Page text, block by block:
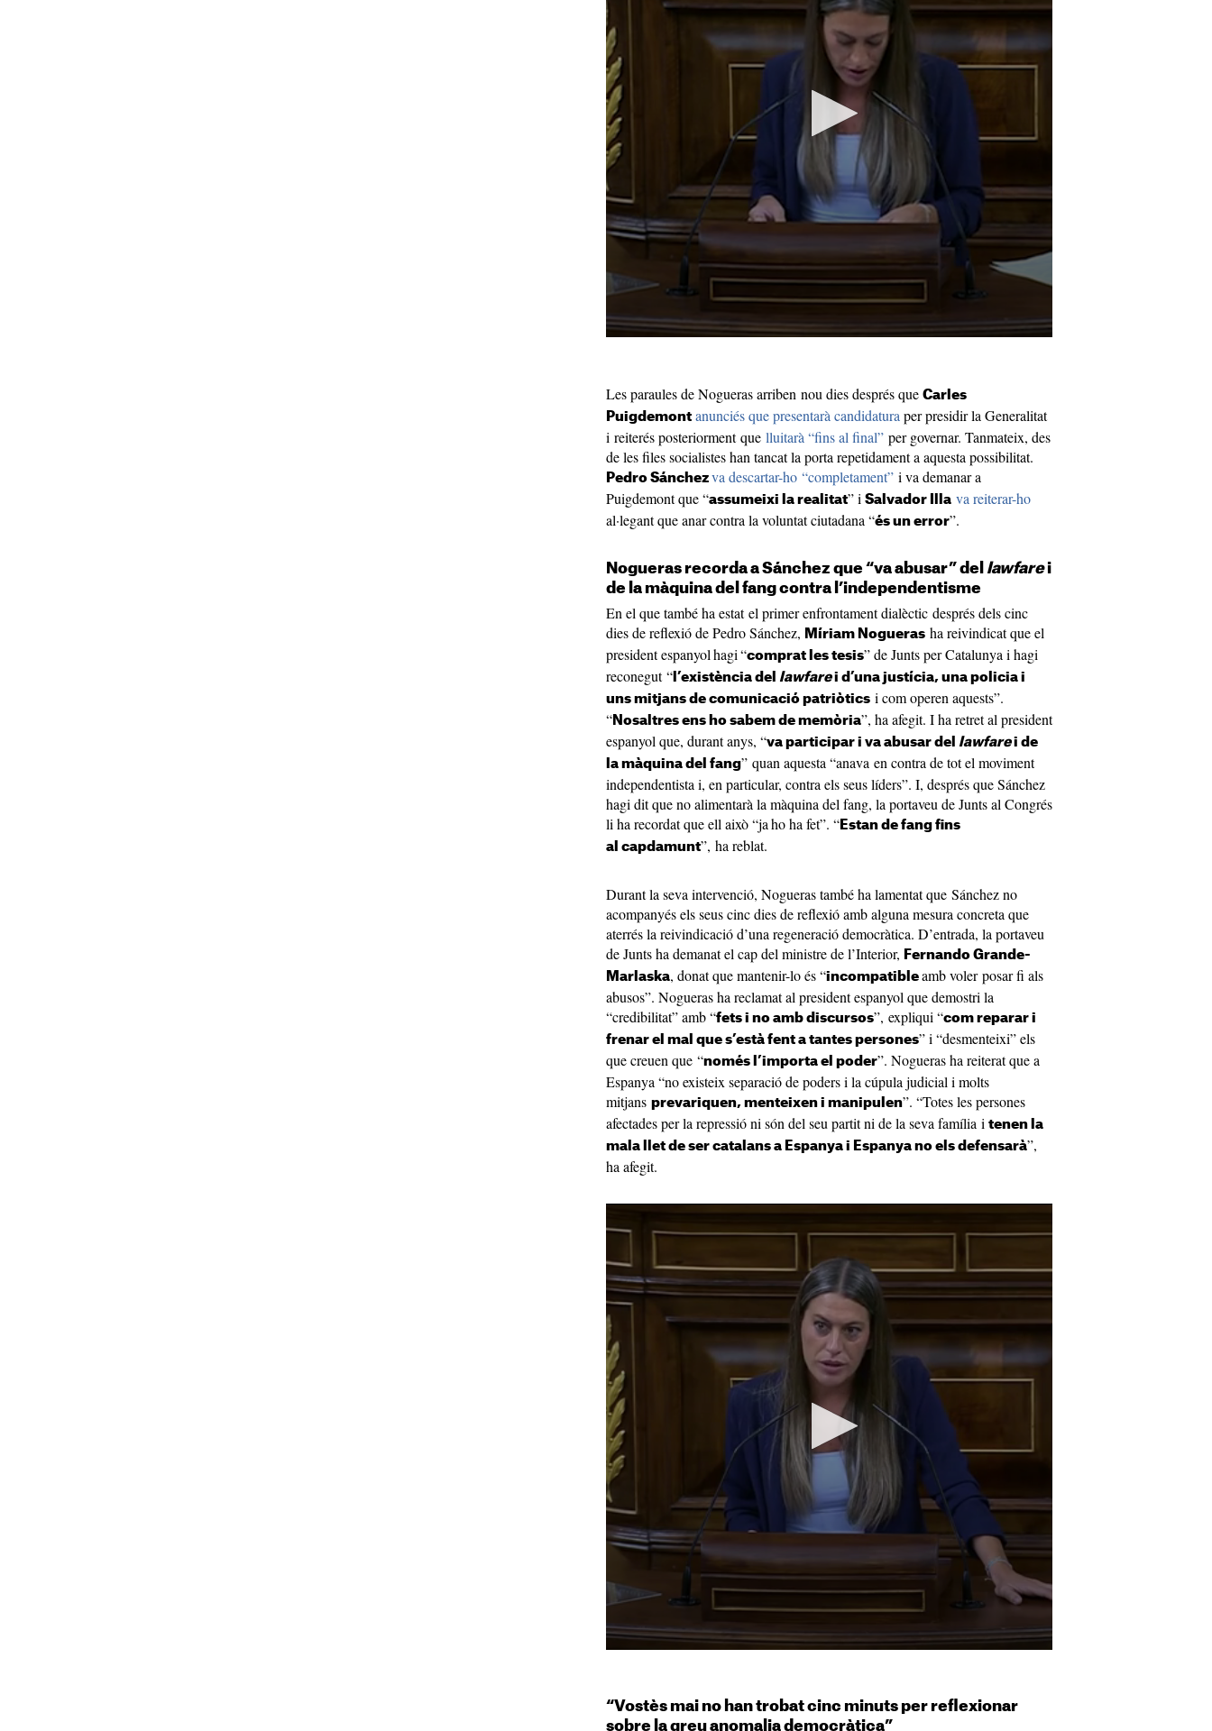
Les paraules de Nogueras arriben nou dies després que Carles
Puigdemont anunciés que presentarà candidatura per presidir la Generalitat
i reiterés posteriorment que lluitarà “fins al final” per governar. Tanmateix, des
de les files socialistes han tancat la porta repetidament a aquesta possibilitat.
Pedro Sánchez va descartar-ho “completament” i va demanar a
Puigdemont que “assumeixi la realitat” i Salvador Illa va reiterar-ho
al·legant que anar contra la voluntat ciutadana “és un error”.
Nogueras recorda a Sánchez que “va abusar” del lawfarei
de la màquina del fang contra l’independentisme
En el que també ha estat el primer enfrontament dialèctic després dels cinc
dies de reflexió de Pedro Sánchez, Míriam Nogueras ha reivindicat que el
president espanyolhagi“comprat les tesis” de Junts per Catalunya i hagi
reconegut “ l’existència del lawfarei d’una justícia, una policia i
uns mitjans de comunicació patriòtics i com operen aquests”.
“ Nosaltres ens ho sabem de memòria”, ha afegit. I ha retret al president
espanyol que, durant anys, “va participar i va abusar del lawfarei de
la màquina del fang” quan aquesta “anava en contra de tot el moviment
independentista i, en particular, contra els seus líders”. I, després que Sánchez
hagi dit que no alimentarà la màquina del fang, la portaveu de Junts al Congrés
li ha recordat que ell això “jaho ha fet”. “ Estan de fang fins
al capdamunt”, ha reblat.
Durant la seva intervenció, Nogueras també ha lamentat que Sánchez no
acompanyés els seus cinc dies de reflexió amb alguna mesura concreta que
aterrés la reivindicació d’una regeneració democràtica. D’entrada, la portaveu
de Junts ha demanat el cap del ministre de l’Interior, Fernando Grande-
Marlaska, donat que mantenir-lo és “incompatible amb voler posar fi als
abusos”. Nogueras ha reclamat al president espanyol que demostri la
“credibilitat” amb “fets i no amb discursos”, expliqui “com reparar i
frenar el mal que s’està fent a tantes persones” i “desmenteixi” els
que creuen que “només l’importa el poder”. Nogueras ha reiterat que a
Espanya “no existeix separació de poders i la cúpula judicial i molts
mitjans prevariquen, menteixen i manipulen”. “Totes les persones
afectades per la repressió ni són del seu partit ni de la seva família i tenen la
mala llet de ser catalans a Espanya i Espanya no els defensarà”,
ha afegit.
“Vostès mai no han trobat cinc minuts per reflexionar
sobre la greu anomalia democràtica”